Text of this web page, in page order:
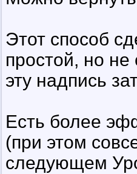
Этот способ
простой, но
эту надпись
Есть более
(при этом
следующем